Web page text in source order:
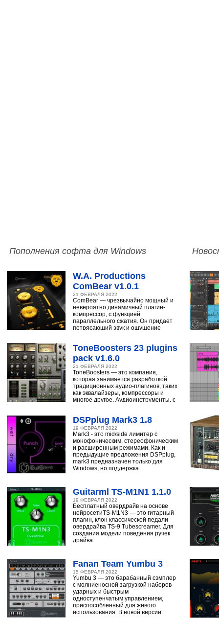
Пополнения софта для Windows
W.A. Productions
ComBear v1.0.1
21 ФЕВРАЛЯ 2022
ComBear — чрезвычайно мощный и
невероятно динамичный плагин-
компрессор, с функцией
параллельного сжатия. Он придает
потрясающий звук и ощущение
ToneBoosters 23 plugins
pack v1.6.0
21 ФЕВРАЛЯ 2022
ToneBoosters — это компания,
которая занимается разработкой
традиционных аудио-плагинов, таких
как эквалайзеры, компрессоры и
многое другое. Аудиоинструменты, с
DSPplug Mark3 1.8
19 ФЕВРАЛЯ 2022
Mark3 - это mid/side лимитер с
монофоническим, стереофоническим
и расширенным режимами. Как и
предыдущие предложения DSPplug,
mark3 предназначен только для
Windows, но поддержка
Guitarml TS-M1N1 1.1.0
19 ФЕВРАЛЯ 2022
Бесплатный овердрайв на основе
нейросетиTS-M1N3 — это гитарный
плагин, клон классической педали
овердрайва TS-9 Tubescreamer. Для
создания модели поведения ручек
драйва
Fanan Team Yumbu 3
15 ФЕВРАЛЯ 2022
Yumbu 3 — это барабанный сэмплер
с молниеносной загрузкой наборов
ударных и быстрым
одноступенчатым управлением,
приспособленный для живого
использования. В новой версии